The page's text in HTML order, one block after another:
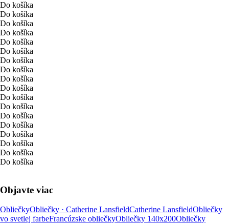
Do košíka
Do košíka
Do košíka
Do košíka
Do košíka
Do košíka
Do košíka
Do košíka
Do košíka
Do košíka
Do košíka
Do košíka
Do košíka
Do košíka
Do košíka
Do košíka
Do košíka
Do košíka
Objavte viac
ObliečkyObliečky · Catherine LansfieldCatherine LansfieldObliečky
vo svetlej farbeFrancúzske obliečkyObliečky 140x200Obliečky